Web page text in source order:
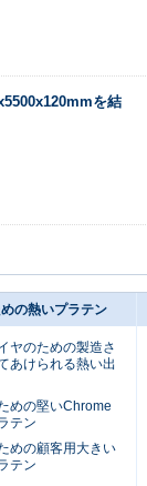
を結
の熱いプラテン
ヤのための製造さ
あけられる熱い出
めの堅いChrome
テン
めの顧客用大きい
テン